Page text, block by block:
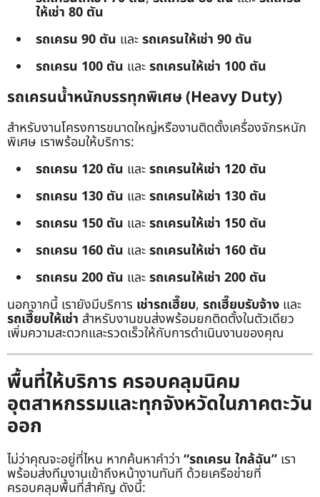
ให้เช่า 80 ตัน
รถเครน 90 ตัน และรถเครนให้เช่า 90 ตัน
รถเครน 100 ตัน และรถเครนให้เช่า 100 ตัน
รถเครนน้ำหนักบรรทุกพิเศษ (Heavy Duty)
สำหรับงานโครงการขนาดใหญ่หรืองานติดตั้งเครื่องจักรหนัก
พิเศษ เราพร้อมให้บริการ:
รถเครน 120 ตัน และรถเครนให้เช่า 120 ตัน
รถเครน 130 ตัน และรถเครนให้เช่า 130 ตัน
รถเครน 150 ตัน และรถเครนให้เช่า 150 ตัน
รถเครน 160 ตัน และรถเครนให้เช่า 160 ตัน
รถเครน 200 ตัน และรถเครนให้เช่า 200 ตัน
นอกจากนี้ เรายังมีบริการ เช่ารถเฮี๊ยบ, รถเฮี๊ยบรับจ้าง และ
รถเฮี๊ยบให้เช่า สำหรับงานขนส่งพร้อมยกติดตั้งในตัวเดียว
เพิ่มความสะดวกและรวดเร็วให้กับการดำเนินงานของคุณ
พื้นที่ให้บริการ ครอบคลุมนิคม
อุตสาหกรรมและทุกจังหวัดในภาคตะวัน
ออก
ไม่ว่าคุณจะอยู่ที่ไหน หากค้นหาคำว่า “รถเครน ใกล้ฉัน” เรา
พร้อมส่งทีมงานเข้าถึงหน้างานทันที ด้วยเครือข่ายที่
ครอบคลุมพื้นที่สำคัญ ดังนี้: